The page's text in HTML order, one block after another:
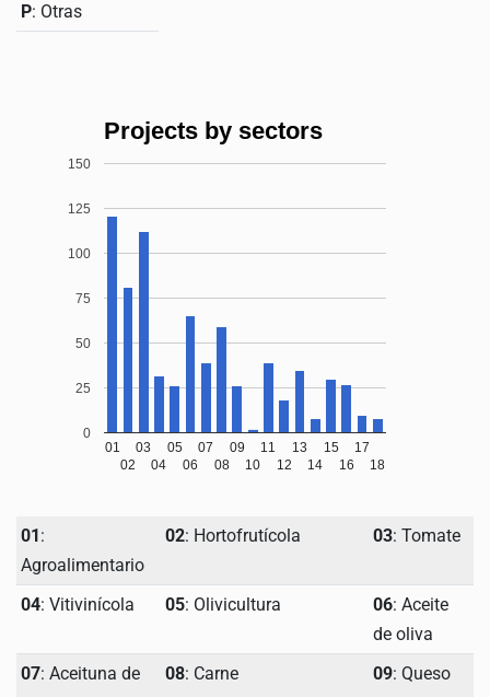
P: Otras
Projects by sectors
01
02
03
04
05
06
07
08
09
10
11
12
13
14
15
16
17
18
0
25
50
75
100
125
150
01:
Agroalimentario
02: Hortofrutícola 03: Tomate
04: Vitivinícola 05: Olivicultura 06: Aceite
de oliva
07: Aceituna de
08: Carne 09: Queso